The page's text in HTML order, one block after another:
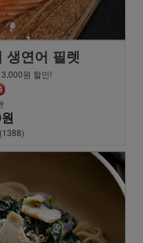
생연어 필렛
원 할인!
(1388)